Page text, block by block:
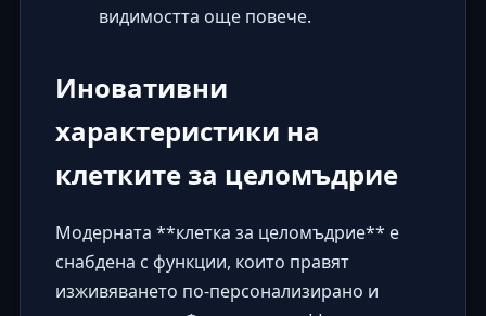
видимостта още повече.
Иновативни
характеристики на
клетките за целомъдрие
Модерната **клетка за целомъдрие** е
снабдена с функции, които правят
изживяването по-персонализирано и